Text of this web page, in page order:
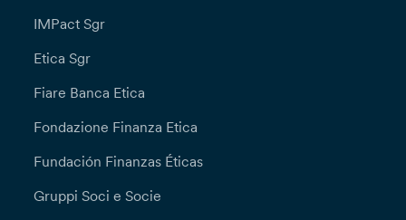
IMPact Sgr
Etica Sgr
Fiare Banca Etica
Fondazione Finanza Etica
Fundación Finanzas Éticas
Gruppi Soci e Socie